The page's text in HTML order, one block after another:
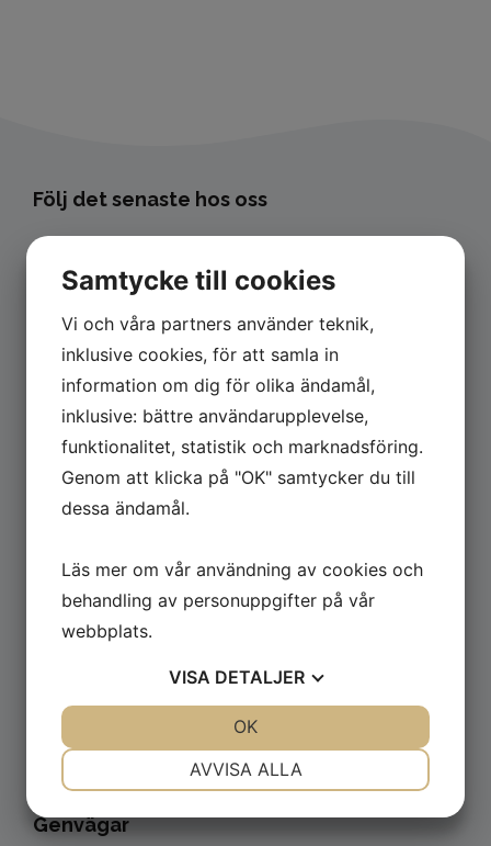
Följ det senaste hos oss
Eksta Bostads AB
Box 10400
434 24 Kungsbacka
Kundtjänst: 0300-356 00
031-334 11 35
E-post: info@eksta.se
Hammargårdsvägen 14
Genvägar
Samtycke till cookies
Vi och våra partners använder teknik,
inklusive cookies, för att samla in
information om dig för olika ändamål,
inklusive: bättre användarupplevelse,
funktionalitet, statistik och marknadsföring.
Genom att klicka på "OK" samtycker du till
dessa ändamål.
Läs mer om vår användning av cookies och
behandling av personuppgifter på vår
webbplats.
VISA DETALJER
MARKNADSFÖRING
AVVISA ALLA
OK